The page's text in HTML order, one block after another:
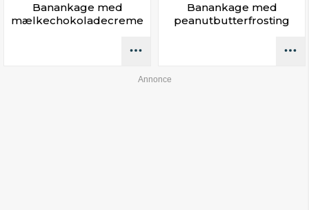
Banankage med
mælkechokoladecreme
Banankage med
peanutbutterfrosting